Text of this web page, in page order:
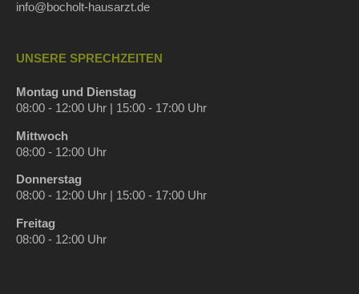
info@bocholt-hausarzt.de
UNSERE SPRECHZEITEN
Montag und Dienstag
08:00 - 12:00 Uhr | 15:00 - 17:00 Uhr
Mittwoch
08:00 - 12:00 Uhr
Donnerstag
08:00 - 12:00 Uhr | 15:00 - 17:00 Uhr
Freitag
08:00 - 12:00 Uhr